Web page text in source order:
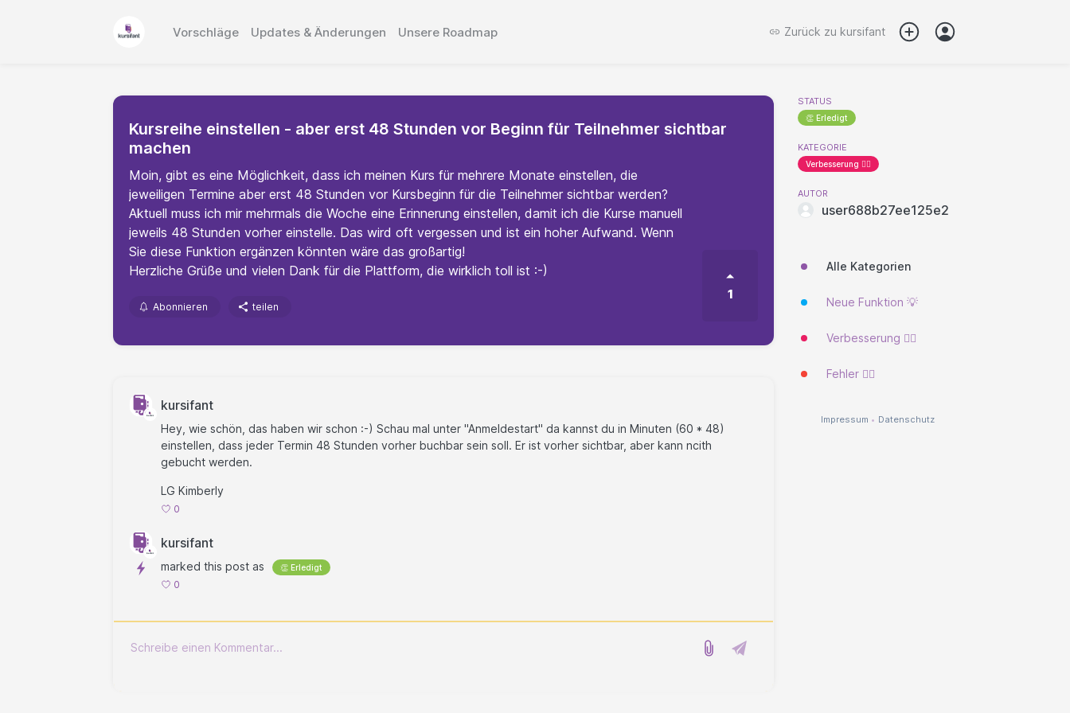
Vorschläge Updates & Änderungen Unsere Roadmap Zurück zu kursifant
Kursreihe einstellen - aber erst 48 Stunden vor Beginn für Teilnehmer sichtbar
machen
Moin, gibt es eine Möglichkeit, dass ich meinen Kurs für mehrere Monate einstellen, die
jeweiligen Termine aber erst 48 Stunden vor Kursbeginn für die Teilnehmer sichtbar werden?
Aktuell muss ich mir mehrmals die Woche eine Erinnerung einstellen, damit ich die Kurse manuell
jeweils 48 Stunden vorher einstelle. Das wird oft vergessen und ist ein hoher Aufwand. Wenn
Sie diese Funktion ergänzen könnten wäre das großartig!
Herzliche Grüße und vielen Dank für die Plattform, die wirklich toll ist :-)
Abonnieren teilen
1
kursifant
Hey, wie schön, das haben wir schon :-) Schau mal unter "Anmeldestart" da kannst du in Minuten (60 * 48)
einstellen, dass jeder Termin 48 Stunden vorher buchbar sein soll. Er ist vorher sichtbar, aber kann ncith
gebucht werden.
LG Kimberly
0
kursifant
marked this post as 👏 Erledigt
0
STATUS
👏 Erledigt
KATEGORIE
Verbesserung 🐱‍🏍
AUTOR
user688b27ee125e2
Alle Kategorien
Neue Funktion 💡
Verbesserung 🐱‍🏍
Fehler 🐱‍💻
Impressum • Datenschutz